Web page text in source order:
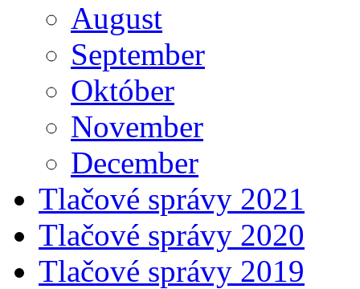
August
September
Október
November
December
Tlačové správy 2021
Tlačové správy 2020
Tlačové správy 2019